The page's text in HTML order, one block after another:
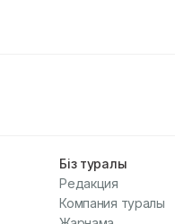
Біз туралы
Редакция
Компания туралы